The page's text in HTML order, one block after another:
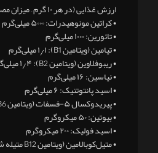
ارزش غذایی (در هر ۱۰ گرم – میزان مصرف روزانه):
• کراتین مونوهیدرات: ۵۰۰۰ میلی‌گرم
• تائورین: ۱۰۰۰ میلی‌گرم
• تیامین (ویتامین B1): ۱٫۱ میلی‌گرم
• ریبوفلاوین (ویتامین B2): ۱٫۴ میلی‌گرم
• نیاسین: ۱۶ میلی‌گرم
• اسید پانتوتنیک: ۶ میلی‌گرم
• پیریدوکسال ۵-فسفات (ویتامین B6 فعال): ۱٫۴ میلی‌گرم
• بیوتین: ۵۰ میکروگرم
• اسید فولیک: ۲۰۰ میکروگرم
• متیل‌کوبالامین (ویتامین B12 متیله شده): ۲٫۵ میکروگرم